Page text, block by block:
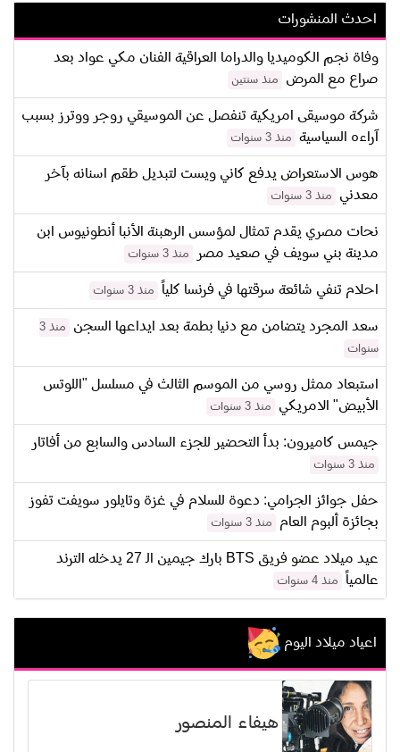
احدث المنشورات
وفاة نجم الكوميديا والدراما العراقية الفنان مكي عواد بعد
صراع مع المرض
منذ سنتين
شركة موسيقى امريكية تنفصل عن الموسيقي روجر ووترز بسبب
آراءه السياسية
منذ 3 سنوات
هوس الاستعراض يدفع كاني ويست لتبديل طقم اسنانه بآخر
معدني
منذ 3 سنوات
نحات مصري يقدم تمثال لمؤسس الرهبنة الأنبا أنطونيوس ابن
مدينة بني سويف في صعيد مصر
منذ 3 سنوات
احلام تنفي شائعة سرقتها في فرنسا كلياً منذ 3 سنوات
سعد المجرد يتضامن مع دنيا بطمة بعد ايداعها السجن
منذ 3
سنوات
استبعاد ممثل روسي من الموسم الثالث في مسلسل "اللوتس
الأبيض" الامريكي
منذ 3 سنوات
جيمس كاميرون: بدأ التحضير للجزء السادس والسابع من أفاتار
منذ 3 سنوات
حفل جوائز الجرامي: دعوة للسلام في غزة وتايلور سويفت تفوز
بجائزة ألبوم العام
منذ 3 سنوات
عيد ميلاد عضو فريق BTS بارك جيمين الـ 27 يدخله الترند
عالمياً
منذ 4 سنوات
اعياد ميلاد اليوم
هيفاء المنصور